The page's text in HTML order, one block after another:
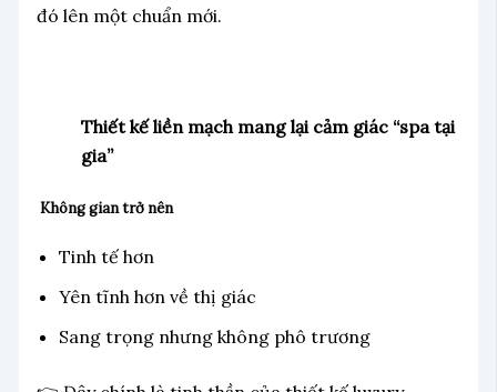
đó lên một chuẩn mới.
Thiết kế liền mạch mang lại cảm giác “spa tại
gia”
Không gian trở nên
Tinh tế hơn
Yên tĩnh hơn về thị giác
Sang trọng nhưng không phô trương